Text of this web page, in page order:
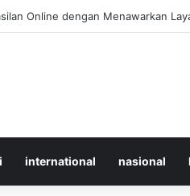
Shuttlecock Badminton Agar
international nasional